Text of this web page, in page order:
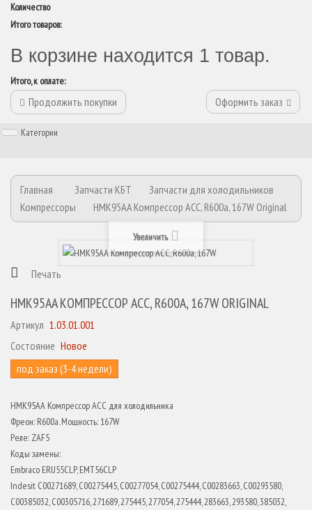
Количество
Итого товаров:
В корзине находится 1 товар.
Итого, к оплате:
Продолжить покупки Оформить заказ
Категории
Главная Запчасти КБТ
Запчасти для холодильников
Компрессоры
HMK95AA Компрессор ACC, R600a, 167W Original
Увеличить
Печать
HMK95AA КОМПРЕССОР ACC, R600A, 167W ORIGINAL
Артикул 1.03.01.001
Состояние Новое
под заказ (3-4 недели)
HMK95AA Компрессор ACC для холодильника
Фреон: R600a. Мощность: 167W
Реле: ZAF5
Коды замены:
Embraco ERU55CLP, EMT56CLP
Indesit C00271689, C00275445, C00277054, C00275444, C00283663, C00293580,
C00385032, C00305716, 271689, 275445, 277054, 275444, 283663, 293580, 385032,